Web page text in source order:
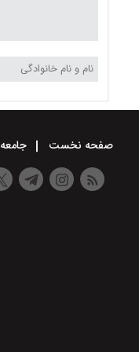
صفحه نخست جامعه